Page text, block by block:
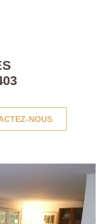
NOUS